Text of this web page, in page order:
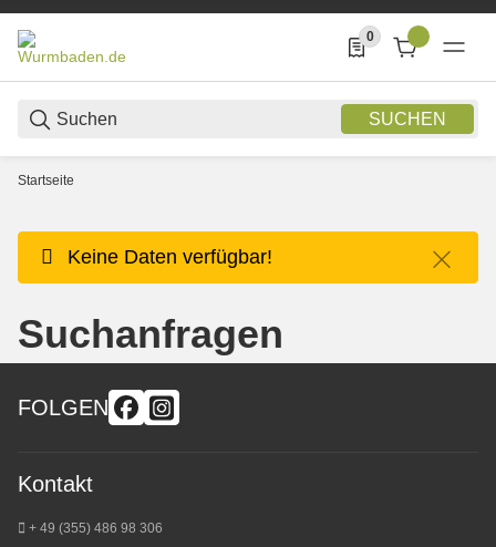
SUCHEN
0
0 Produkte in der
Startseite
x Keine Daten verfügbar!
Suchanfragen
FOLGEN
Kontakt
+ 49 (355) 486 98 306